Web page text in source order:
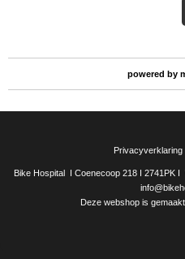
powered by
Privacyverklaring
Bike Hospital I Coenecoop 218 I 2741PK I
Deze webshop is